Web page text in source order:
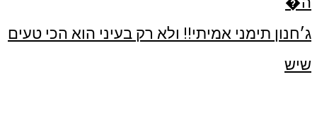
ג׳חנון תימני אמיתי!! ולא רק בעיני הוא הכי טעים
שיש